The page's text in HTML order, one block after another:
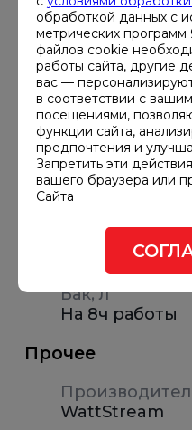
2.7
Расход
л/ч
3.7
Габариты и вес
Габариты
1900х790х1050
Вес, кг
Бак, л
На 8ч работы
Прочее
WattStream
обработкой данных с
метрических
файлов cookie
работы сайта, другие
вас —
в соответствии с
посещениями,
функции сайта,
предпочтения и
Запретить эти
вашего браузера или
Сайта